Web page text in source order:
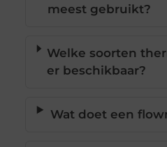
meest gebruikt?
Welke soorten
er beschikbaar?
Wat doet een